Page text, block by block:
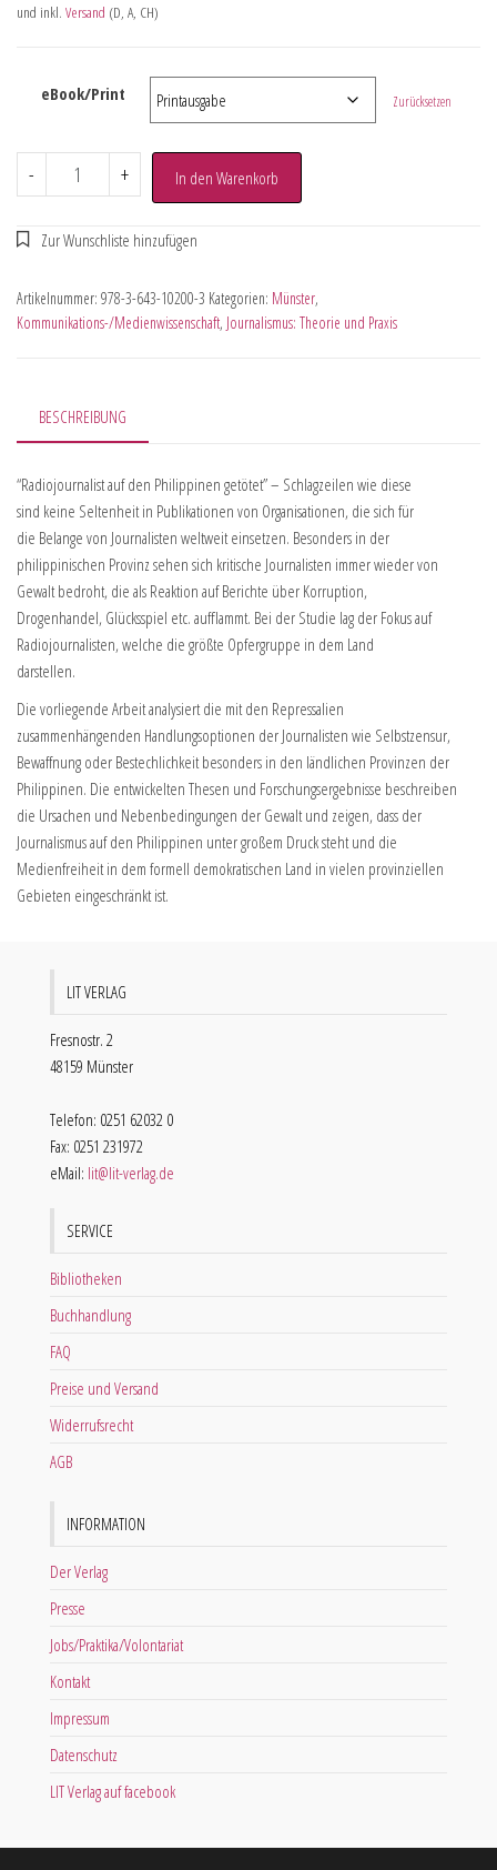
und inkl. Versand (D, A, CH)
eBook/Print Zurücksetzen
- + In den Warenkorb
Artikelnummer: 978-3-643-10200-3 Kategorien: Münster,
Kommunikations-/Medienwissenschaft, Journalismus: Theorie und Praxis
BESCHREIBUNG
“Radiojournalist auf den Philippinen getötet” – Schlagzeilen wie diese
sind keine Seltenheit in Publikationen von Organisationen, die sich für
die Belange von Journalisten weltweit einsetzen. Besonders in der
philippinischen Provinz sehen sich kritische Journalisten immer wieder von
Gewalt bedroht, die als Reaktion auf Berichte über Korruption,
Drogenhandel, Glücksspiel etc. aufflammt. Bei der Studie lag der Fokus auf
Radiojournalisten, welche die größte Opfergruppe in dem Land
darstellen.
Die vorliegende Arbeit analysiert die mit den Repressalien
zusammenhängenden Handlungsoptionen der Journalisten wie Selbstzensur,
Bewaffnung oder Bestechlichkeit besonders in den ländlichen Provinzen der
Philippinen. Die entwickelten Thesen und Forschungsergebnisse beschreiben
die Ursachen und Nebenbedingungen der Gewalt und zeigen, dass der
Journalismus auf den Philippinen unter großem Druck steht und die
Medienfreiheit in dem formell demokratischen Land in vielen provinziellen
Gebieten eingeschränkt ist.
LIT VERLAG
Fresnostr. 2
48159 Münster
Telefon: 0251 62032 0
Fax: 0251 231972
eMail: lit@lit-verlag.de
SERVICE
Bibliotheken
Buchhandlung
FAQ
Preise und Versand
Widerrufsrecht
AGB
INFORMATION
Der Verlag
Presse
Jobs/Praktika/Volontariat
Kontakt
Impressum
Datenschutz
LIT Verlag auf facebook